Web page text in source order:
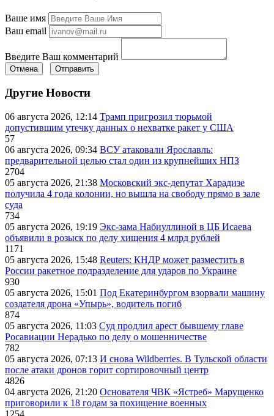
Ваше имя
Ваш email
Введите Ваш комментарий
Отмена Отправить
Другие Новости
06 августа 2026, 12:14 Трамп пригрозил тюрьмой
допустившим утечку данных о нехватке ракет у США
57
06 августа 2026, 09:34 ВСУ атаковали Ярославль:
предварительной целью стал один из крупнейших НПЗ
2704
05 августа 2026, 21:38 Московский экс-депутат Харадизе
получила 4 года колонии, но вышла на свободу прямо в зале
суда
734
05 августа 2026, 19:19 Экс-зама Набиуллиной в ЦБ Исаева
объявили в розыск по делу хищения 4 млрд рублей
1171
05 августа 2026, 15:48 Reuters: КНДР может разместить в
России ракетное подразделение для ударов по Украине
930
05 августа 2026, 15:01 Под Екатеринбургом взорвали машину
создателя дрона «Упырь», водитель погиб
874
05 августа 2026, 11:03 Суд продлил арест бывшему главе
Росавиации Нерадько по делу о мошенничестве
782
05 августа 2026, 07:13 И снова Wildberries. В Тульской области
после атаки дронов горит сортировочный центр
4826
04 августа 2026, 21:20 Основателя ЧВК «Ястреб» Марущенко
приговорили к 18 годам за похищение военных
1254